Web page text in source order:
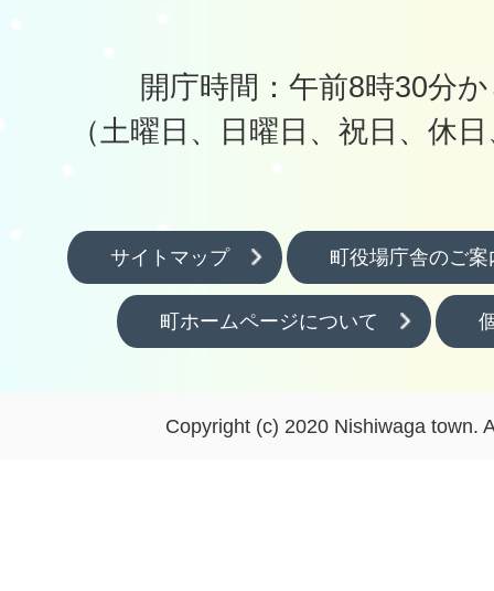
開庁時間：午前8時30分
（土曜日、日曜日、祝日、休
サイトマップ 町役場庁舎のご案
町ホームページについて
Copyright (c) 2020 Nishiwaga town.